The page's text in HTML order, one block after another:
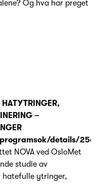
Og hva har preget
–
details/
NOVA ved OsloMet
studie av
hatefulle ytringer,